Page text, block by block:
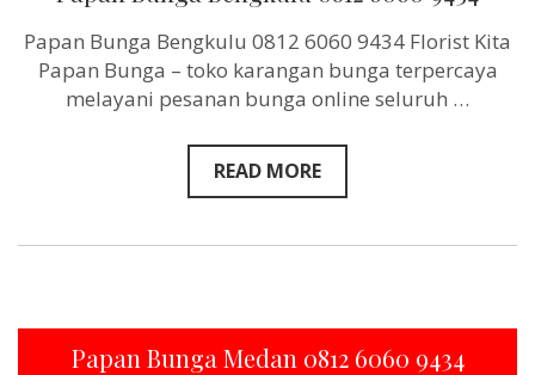
0812
9434
Papan Bunga Bengkulu 0812 6060 9434 Florist Kita
Papan Bunga – toko karangan bunga terpercaya
melayani pesanan bunga online seluruh …
READ MORE
Papan Bunga Medan 0812 6060 9434